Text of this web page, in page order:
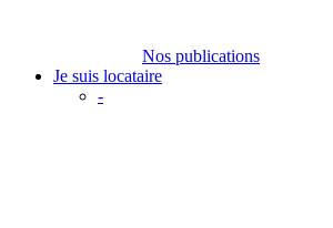
Nos publications
Je suis locataire
-